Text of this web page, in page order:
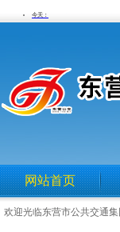
网站首页
欢迎光临东营市公共交通